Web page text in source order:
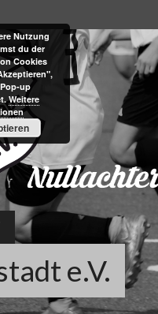
e.V.
Nutzung
du der
Cookies
up
Weitere